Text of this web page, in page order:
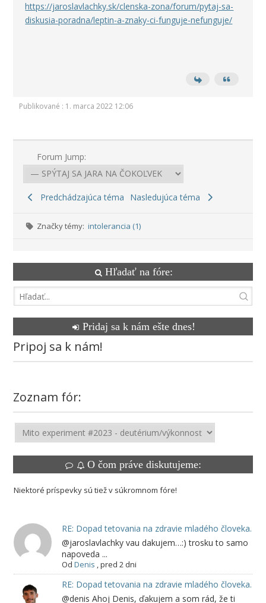
https://jaroslavlachky.sk/clenska-zona/forum/pytaj-sa-
diskusia-poradna/leptin-a-znaky-ci-funguje-nefunguje/
Publikované : 1. marca 2022 12:06
Forum Jump:
Predchádzajúca téma Nasledujúca téma
Značky témy: intolerancia (1)
Hľadať na fóre:
Pridaj sa k nám ešte dnes!
Pripoj sa k nám!
Zoznam fór:
O čom práve diskutujeme:
Niektoré príspevky sú tiež v súkromnom fóre!
RE: Dopad tetovania na zdravie mladého človeka.
@jaroslavlachky vau dakujem…:) trosku to samo
napoveda ...
Od Denis ,pred 2 dni
RE: Dopad tetovania na zdravie mladého človeka.
@denis Ahoj Denis, ďakujem a som rád, že ti